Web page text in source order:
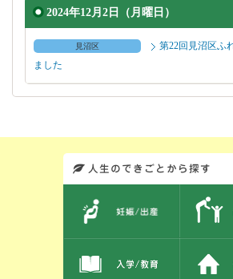
2024年12月2日（月曜日）
見沼区
第22回見沼区ふ
ました